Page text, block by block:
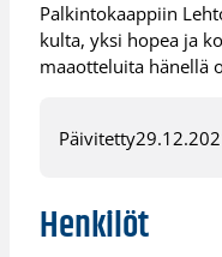
Palkintokaappiin
kulta, yksi hopea ja
maaotteluita hänellä
Päivitetty
Henkilöt